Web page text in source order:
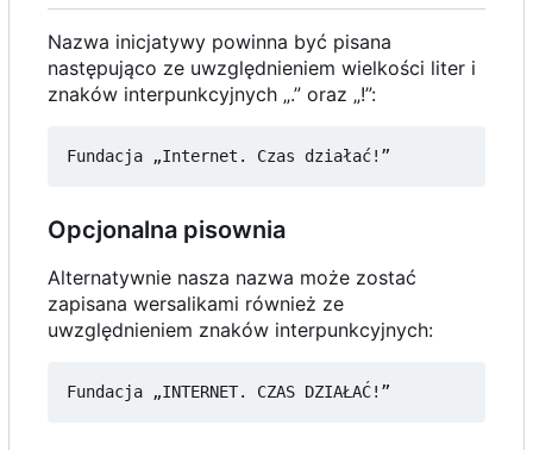
Nazwa inicjatywy powinna być pisana
następująco ze uwzględnieniem wielkości liter i
znaków interpunkcyjnych „.” oraz „!”:
Opcjonalna pisownia
Alternatywnie nasza nazwa może zostać
zapisana wersalikami również ze
uwzględnieniem znaków interpunkcyjnych: